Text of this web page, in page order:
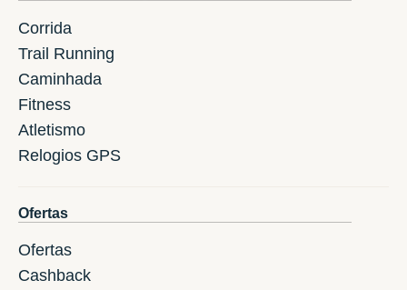
Corrida
Trail Running
Caminhada
Fitness
Atletismo
Relogios GPS
Ofertas
Ofertas
Cashback